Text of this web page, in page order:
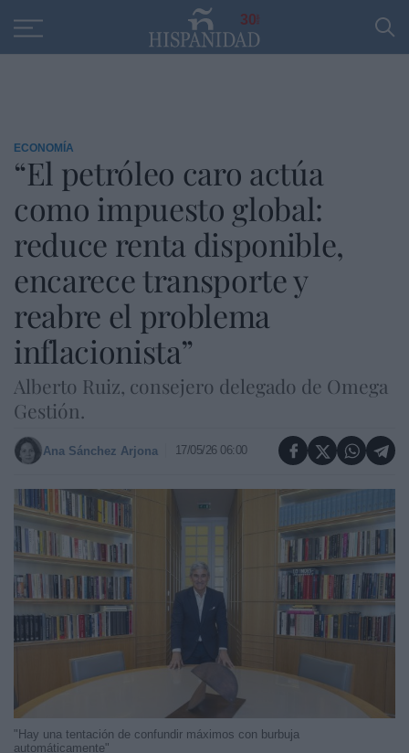
30
ECONOMÍA
“El petróleo caro actúa
como impuesto global:
reduce renta disponible,
encarece transporte y
reabre el problema
inflacionista”
Alberto Ruiz, consejero delegado de Omega
Gestión.
Ana Sánchez Arjona 17/05/26 06:00
"Hay una tentación de confundir máximos con burbuja
automáticamente"